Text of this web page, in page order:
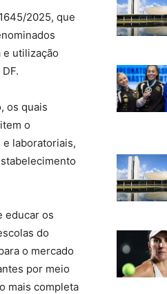
2025, que
e utilização
os quais
o
laboratoriais,
educar os
do
o mercado
por meio
mais completa